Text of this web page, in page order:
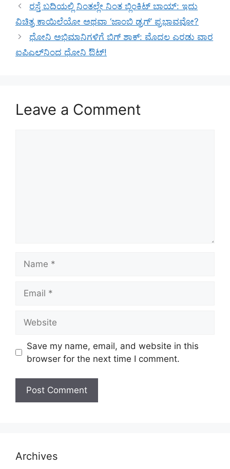
ರಸ್ತೆ ಬದಿಯಲ್ಲಿ ನಿಂತಲ್ಲೇ ನಿಂತ ಬ್ಲಿಂಕಿಟ್ ಬಾಯ್‌: ಇದು
ವಿಚಿತ್ರ ಕಾಯಿಲೆಯೋ ಅಥವಾ ‘ಜಾಂಬಿ ಡ್ರಗ್’ ಪ್ರಭಾವವೋ?
ಧೋನಿ ಅಭಿಮಾನಿಗಳಿಗೆ ಬಿಗ್‌ ಶಾಕ್: ಮೊದಲ ಎರಡು ವಾರ
ಐಪಿಎಲ್‌ನಿಂದ ಧೋನಿ ಔಟ್!
Leave a Comment
Save my name, email, and website in this
browser for the next time I comment.
Archives